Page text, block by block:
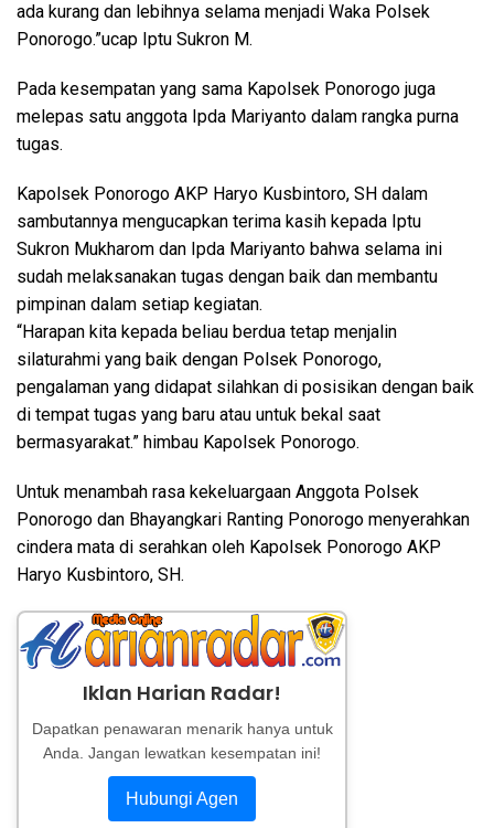
ada kurang dan lebihnya selama menjadi Waka Polsek
Ponorogo.”ucap Iptu Sukron M.
Pada kesempatan yang sama Kapolsek Ponorogo juga
melepas satu anggota Ipda Mariyanto dalam rangka purna
tugas.
Kapolsek Ponorogo AKP Haryo Kusbintoro, SH dalam
sambutannya mengucapkan terima kasih kepada Iptu
Sukron Mukharom dan Ipda Mariyanto bahwa selama ini
sudah melaksanakan tugas dengan baik dan membantu
pimpinan dalam setiap kegiatan.
“Harapan kita kepada beliau berdua tetap menjalin
silaturahmi yang baik dengan Polsek Ponorogo,
pengalaman yang didapat silahkan di posisikan dengan baik
di tempat tugas yang baru atau untuk bekal saat
bermasyarakat.” himbau Kapolsek Ponorogo.
Untuk menambah rasa kekeluargaan Anggota Polsek
Ponorogo dan Bhayangkari Ranting Ponorogo menyerahkan
cindera mata di serahkan oleh Kapolsek Ponorogo AKP
Haryo Kusbintoro, SH.
Iklan Harian Radar!
Dapatkan penawaran menarik hanya untuk
Anda. Jangan lewatkan kesempatan ini!
Hubungi Agen